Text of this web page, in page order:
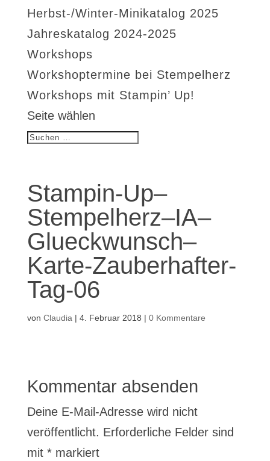
Herbst-/Winter-Minikatalog 2025
Jahreskatalog 2024-2025
Workshops
Workshoptermine bei Stempelherz
Workshops mit Stampin’ Up!
Seite wählen
Stampin-Up–
Stempelherz–IA–
Glueckwunsch–
Karte-Zauberhafter-
Tag-06
von Claudia | 4. Februar 2018 | 0 Kommentare
Kommentar absenden
Deine E-Mail-Adresse wird nicht
veröffentlicht. Erforderliche Felder sind
mit *markiert